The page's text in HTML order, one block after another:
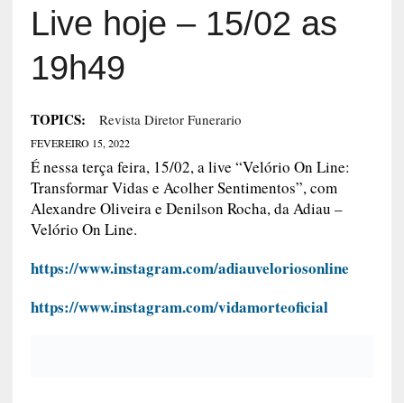
Live hoje – 15/02 as
19h49
TOPICS: Revista Diretor Funerario
FEVEREIRO 15, 2022
É nessa terça feira, 15/02, a live “Velório On Line:
Transformar Vidas e Acolher Sentimentos”, com
Alexandre Oliveira e Denilson Rocha, da Adiau –
Velório On Line.
https://www.instagram.com/adiauveloriosonline
https://www.instagram.com/vidamorteoficial